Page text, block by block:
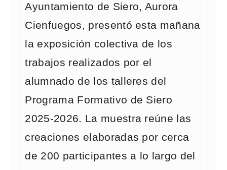
Ayuntamiento de Siero, Aurora
Cienfuegos, presentó esta mañana
la exposición colectiva de los
trabajos realizados por el
alumnado de los talleres del
Programa Formativo de Siero
2025-2026. La muestra reúne las
creaciones elaboradas por cerca
de 200 participantes a lo largo del